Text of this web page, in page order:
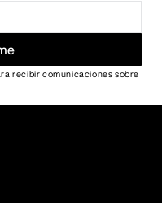
recibir comunicaciones sobre